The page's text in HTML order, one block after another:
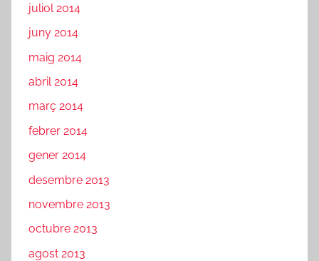
juliol 2014
juny 2014
maig 2014
abril 2014
març 2014
febrer 2014
gener 2014
desembre 2013
novembre 2013
octubre 2013
agost 2013